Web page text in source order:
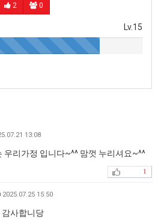
2 0
Lv.15
13:08
우리가정 입니다~^^ 맘껏 누리셔요~^^
1
2025.07.25 15:50
감사합니당